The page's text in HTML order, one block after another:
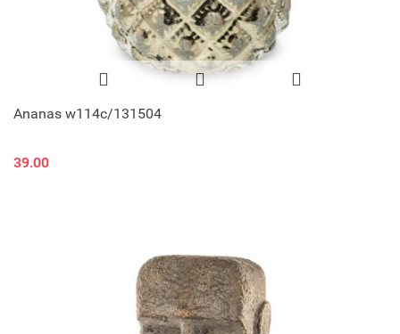
Ananas w114c/131504
39.00